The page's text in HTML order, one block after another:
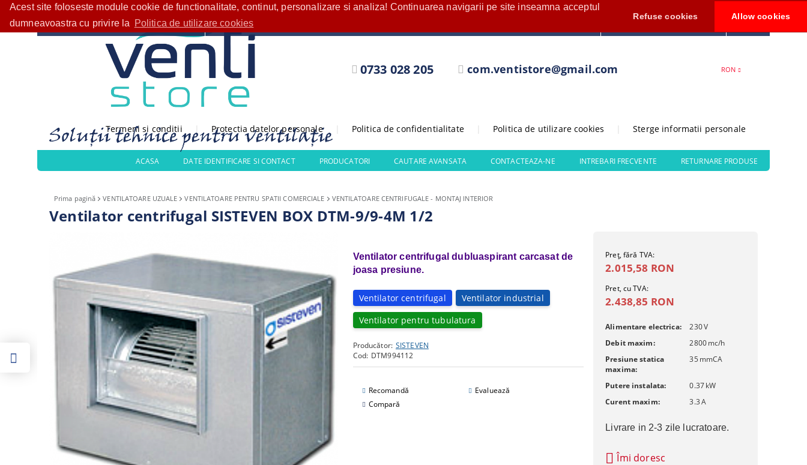
Acest site foloseste module cookie de functionalitate, continut, personalizare si analiza! Continuarea navigarii pe site inseamna acceptul
dumneavoastra cu privire la
Politica de utilizare cookies
Refuse cookies Allow cookies
Bine ați venit!
0733 028 205 com.ventistore@gmail.com RON
Termeni si conditii Protectia datelor personale Politica de confidentialitate Politica de utilizare cookies Sterge informatii personale
CATEGORII PRODUSE Contul meu 0
ACASA DATE IDENTIFICARE SI CONTACT PRODUCATORI CAUTARE AVANSATA CONTACTEAZA-NE INTREBARI FRECVENTE RETURNARE PRODUSE
Prima pagină VENTILATOARE UZUALE VENTILATOARE PENTRU SPATII COMERCIALE VENTILATOARE CENTRIFUGALE - MONTAJ INTERIOR
Ventilator centrifugal SISTEVEN BOX DTM-9/9-4M 1/2
Ventilator centrifugal dubluaspirant carcasat de
joasa presiune.
Ventilator centrifugal
Ventilator industrial
Ventilator pentru tubulatura
Producător: SISTEVEN
Cod: DTM994112
Recomandă
Evaluează
Compară
Preţ, fără TVA:
2.015,58 RON
Pret, cu TVA:
2.438,85 RON
Alimentare electrica: 230V
Debit maxim:
2800mc/h
Presiune statica
maxima:
35 mmCA
Putere instalata: 0.37kW
Curent maxim:
3.3A
Livrare in 2-3 zile lucratoare.
Îmi doresc